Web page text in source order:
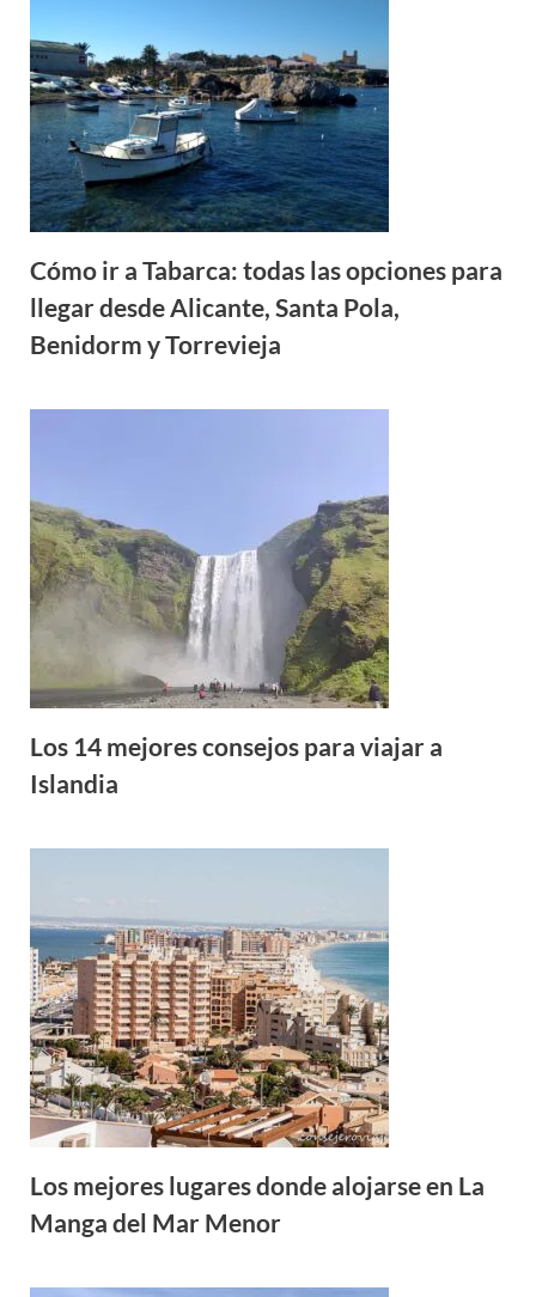
Cómo ir a Tabarca: todas las opciones para
llegar desde Alicante, Santa Pola,
Benidorm y Torrevieja
Los 14 mejores consejos para viajar a
Islandia
Los mejores lugares donde alojarse en La
Manga del Mar Menor